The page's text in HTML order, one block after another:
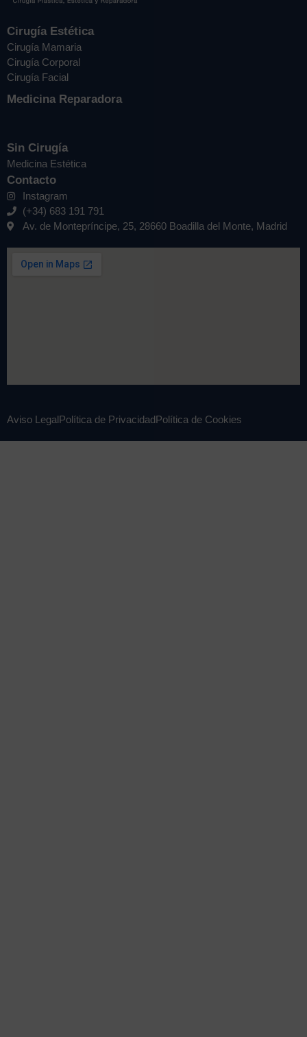
Cirugía Estética
Cirugía Mamaria
Cirugía Corporal
Cirugía Facial
Medicina Reparadora
Sin Cirugía
Medicina Estética
Contacto
Instagram
(+34) 683 191 791
Av. de Montepríncipe, 25, 28660 Boadilla del Monte, Madrid
Aviso LegalPolítica de PrivacidadPolítica de Cookies